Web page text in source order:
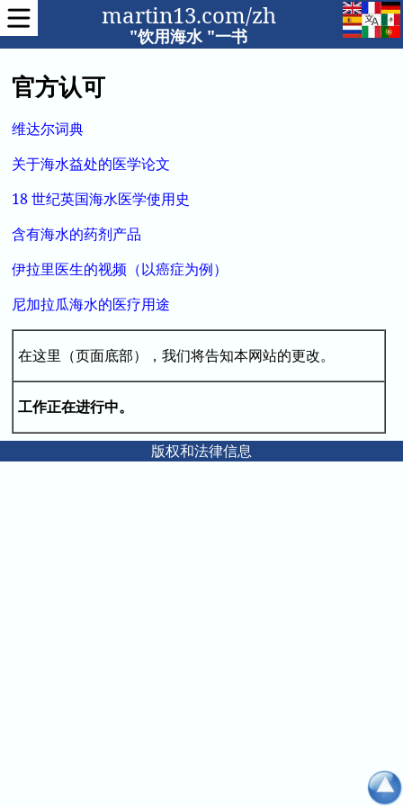
martin13.com/zh
"饮用海水 "一书
官方认可
维达尔词典
关于海水益处的医学论文
18 世纪英国海水医学使用史
含有海水的药剂产品
伊拉里医生的视频（以癌症为例）
尼加拉瓜海水的医疗用途
在这里（页面底部），我们将告知本网站的更改。
工作正在进行中。
版权和法律信息